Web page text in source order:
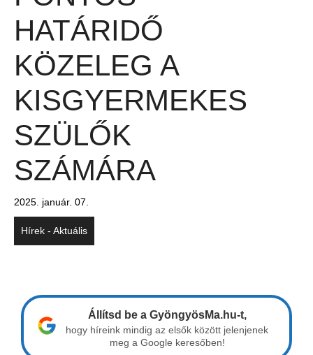
HATÁRIDŐ
KÖZELEG A
KISGYERMEKES
SZÜLŐK
SZÁMÁRA
2025. január. 07.
Hírek - Aktuális
Állítsd be a GyöngyösMa.hu-t,
hogy híreink mindig az elsők között jelenjenek
meg a Google keresőben!